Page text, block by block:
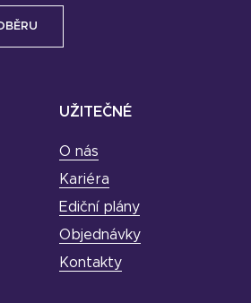
UŽITEČNÉ
O nás
Kariéra
Ediční plány
Objednávky
Kontakty